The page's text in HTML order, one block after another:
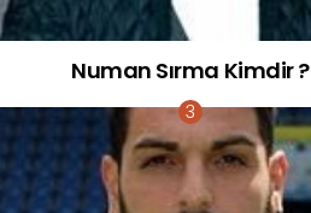
Numan Sırma Kimdir ?